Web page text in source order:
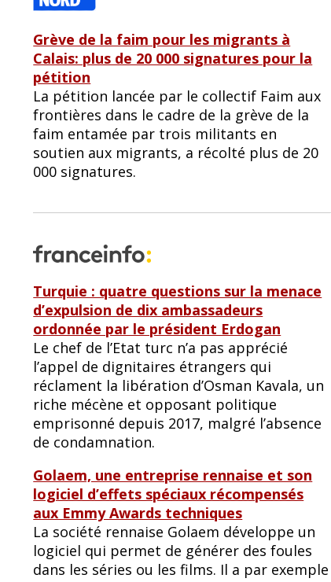
Grève de la faim pour les migrants à
Calais: plus de 20 000 signatures pour la
pétition
La pétition lancée par le collectif Faim aux
frontières dans le cadre de la grève de la
faim entamée par trois militants en
soutien aux migrants, a récolté plus de 20
000 signatures.
Turquie : quatre questions sur la menace
d’expulsion de dix ambassadeurs
ordonnée par le président Erdogan
Le chef de l’Etat turc n’a pas apprécié
l’appel de dignitaires étrangers qui
réclament la libération d’Osman Kavala, un
riche mécène et opposant politique
emprisonné depuis 2017, malgré l’absence
de condamnation.
Golaem, une entreprise rennaise et son
logiciel d’effets spéciaux récompensés
aux Emmy Awards techniques
La société rennaise Golaem développe un
logiciel qui permet de générer des foules
dans les séries ou les films. Il a par exemple